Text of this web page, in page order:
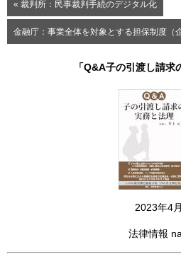
« 裁判所：民事裁判手続のデジタル化
金融庁：事業全体を対象とする担保制度（
「Q&A子の引渡し請求
2023年4月
法律情報